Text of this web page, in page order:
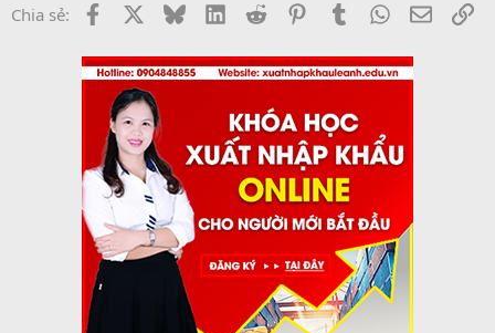
Chia sẻ: Facebook BlueskyLinkedInReddit PinterestTumblrWhatsApp
Email